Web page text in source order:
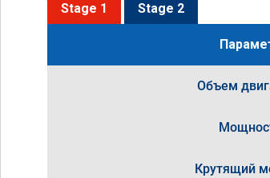
Stage 1 Stage 2
Объем
Крутящий